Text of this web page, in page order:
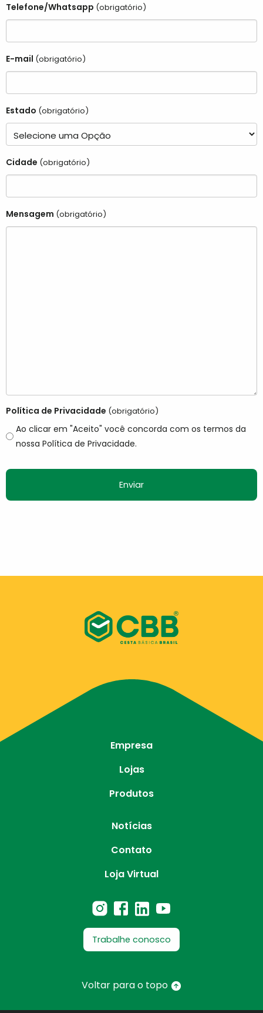
Telefone/Whatsapp (obrigatório)
E-mail (obrigatório)
Estado (obrigatório)
Cidade (obrigatório)
Mensagem (obrigatório)
Política de Privacidade (obrigatório)
Ao clicar em "Aceito" você concorda com os termos da
nossa Política de Privacidade.
Empresa
Lojas
Produtos
Notícias
Contato
Loja Virtual
Trabalhe conosco
Voltar para o topo